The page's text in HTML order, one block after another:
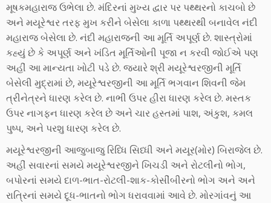
મૂષકમહારાજ ઉભેલા છે. મંદિરનાં મુખ્ય દ્વાર પર પથ્થરનો કાચબો છે
અને મયૂરેશ્વર તરફ મુખ કરીને બેસેલા કાળા પથ્થરથી બનાવેલ નંદી
મહારાજ બેસેલા છે. નંદી મહારાજની આ મૂર્તિ અપૂર્ણ છે. શાસ્ત્રોમાં
કહ્યું છે કે અપૂર્ણ અને ખંડિત મૂર્તિઓની પૂજા ન કરવી જોઈએ પણ
અહીં આ માન્યતા ખોટી પડે છે. જ્યારે શ્રી મયૂરેશ્વરજીની મૂર્તિ
બેસેલી મુદ્રામાં છે, મયૂરેશ્વરજીની આ મૂર્તિ ભગવાન શિવની જેમ
ત્રીનેત્રને ધારણ કરેલ છે. નાભી ઉપર હીરા ધારણ કરેલ છે. મસ્તક
ઉપર નાગફન ધારણ કરેલ છે અને ચાર હસ્તમાં પાશ, અંકુશ, કમલ
પુષ્પ, અને પરશુ ધારણ કરેલ છે.
મયૂરેશ્વરજીની આજુબાજુ રિધ્ધિ સિધ્ધી અને મયૂર(મોર) બિરાજેલ છે.
અહીં સવારનાં સમયે મયૂરેશ્વરજીને ખિચડી અને રોટલીનો ભોગ,
બપોરનાં સમયે દાળ-ભાત-રોટલી-શાક-કોસીંબીરનો ભોગ અને અને
રાત્રિનાં સમયે દૂધ-ભાતનો ભોગ ધરાવવામાં આવે છે. મોરગાંવનું આ